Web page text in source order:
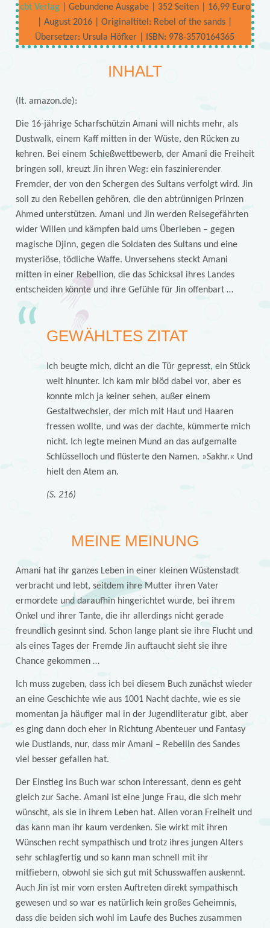
cbt Verlag | Gebundene Ausgabe | 352 Seiten | 16,99 Euro
| August 2016 | Originaltitel: Rebel of the sands |
Übersetzer: Ursula Höfker | ISBN: 978-3570164365
INHALT
(lt. amazon.de):
Die 16-jährige Scharfschützin Amani will nichts mehr, als
Dustwalk, einem Kaff mitten in der Wüste, den Rücken zu
kehren. Bei einem Schießwettbewerb, der Amani die Freiheit
bringen soll, kreuzt Jin ihren Weg: ein faszinierender
Fremder, der von den Schergen des Sultans verfolgt wird. Jin
soll zu den Rebellen gehören, die den abtrünnigen Prinzen
Ahmed unterstützen. Amani und Jin werden Reisegefährten
wider Willen und kämpfen bald ums Überleben – gegen
magische Djinn, gegen die Soldaten des Sultans und eine
mysteriöse, tödliche Waffe. Unversehens steckt Amani
mitten in einer Rebellion, die das Schicksal ihres Landes
entscheiden könnte und ihre Gefühle für Jin offenbart …
GEWÄHLTES ZITAT
Ich beugte mich, dicht an die Tür gepresst, ein Stück
weit hinunter. Ich kam mir blöd dabei vor, aber es
konnte mich ja keiner sehen, außer einem
Gestaltwechsler, der mich mit Haut und Haaren
fressen wollte, und was der dachte, kümmerte mich
nicht. Ich legte meinen Mund an das aufgemalte
Schlüsselloch und flüsterte den Namen. »Sakhr.« Und
hielt den Atem an.
(S. 216)
MEINE MEINUNG
Amani hat ihr ganzes Leben in einer kleinen Wüstenstadt
verbracht und lebt, seitdem ihre Mutter ihren Vater
ermordete und daraufhin hingerichtet wurde, bei ihrem
Onkel und ihrer Tante, die ihr allerdings nicht gerade
freundlich gesinnt sind. Schon lange plant sie ihre Flucht und
als eines Tages der Fremde Jin auftaucht sieht sie ihre
Chance gekommen …
Ich muss zugeben, dass ich bei diesem Buch zunächst wieder
an eine Geschichte wie aus 1001 Nacht dachte, wie es sie
momentan ja häufiger mal in der Jugendliteratur gibt, aber
es ging dann doch eher in Richtung Abenteuer und Fantasy
wie Dustlands, nur, dass mir Amani – Rebellin des Sandes
viel besser gefallen hat.
Der Einstieg ins Buch war schon interessant, denn es geht
gleich zur Sache. Amani ist eine junge Frau, die sich mehr
wünscht, als sie in ihrem Leben hat. Allen voran Freiheit und
das kann man ihr kaum verdenken. Sie wirkt mit ihren
Wünschen recht sympathisch und trotz ihres jungen Alters
sehr schlagfertig und so kann man schnell mit ihr
mitfiebern, obwohl sie sich gut mit Schusswaffen auskennt.
Auch Jin ist mir vom ersten Auftreten direkt sympathisch
gewesen und so war es natürlich kein großes Geheimnis,
dass die beiden sich wohl im Laufe des Buches zusammen